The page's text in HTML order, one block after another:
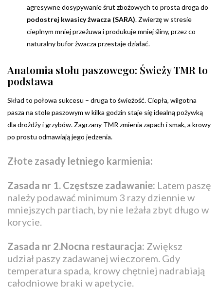
agresywne dosypywanie śrut zbożowych to prosta droga do
podostrej kwasicy żwacza (SARA). Zwierzę w stresie
cieplnym mniej przeżuwa i produkuje mniej śliny, przez co
naturalny bufor żwacza przestaje działać.
Anatomia stołu paszowego: Świeży TMR to
podstawa
Skład to połowa sukcesu – druga to świeżość. Ciepła, wilgotna
pasza na stole paszowym w kilka godzin staje się idealną pożywką
dla drożdży i grzybów. Zagrzany TMR zmienia zapach i smak, a krowy
po prostu odmawiają jego jedzenia.
Złote zasady letniego karmienia:
Zasada nr 1. Częstsze zadawanie: Latem paszę
należy podawać minimum 3 razy dziennie w
mniejszych partiach, by nie leżała zbyt długo w
korycie.
Zasada nr 2.Nocna restauracja: Zwiększ
udział paszy zadawanej wieczorem. Gdy
temperatura spada, krowy chętniej nadrabiają
całodniowe braki w apetycie.